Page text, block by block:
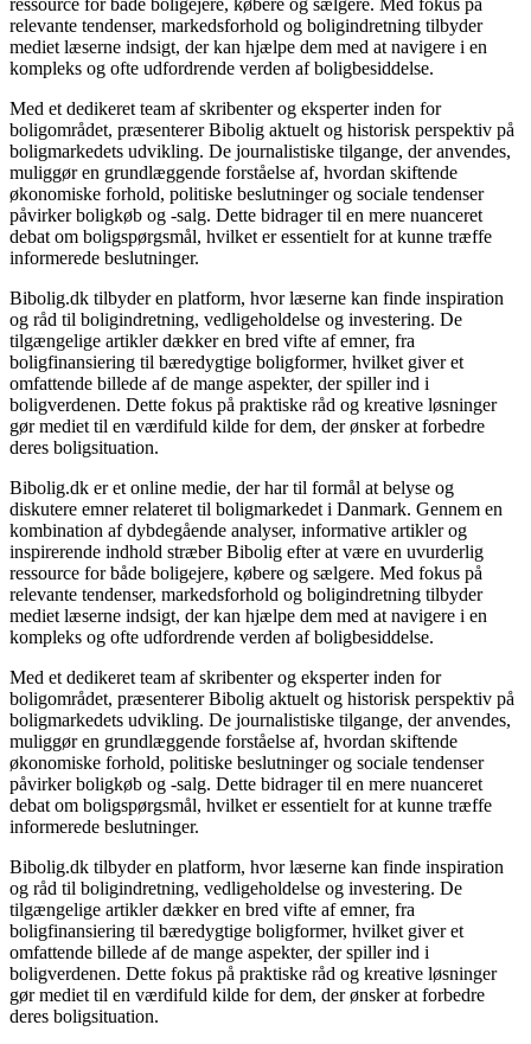
relevante tendenser, markedsforhold og boligindretning tilbyder
mediet læserne indsigt, der kan hjælpe dem med at navigere i en
kompleks og ofte udfordrende verden af boligbesiddelse.
Med et dedikeret team af skribenter og eksperter inden for
boligområdet, præsenterer Bibolig aktuelt og historisk perspektiv på
boligmarkedets udvikling. De journalistiske tilgange, der anvendes,
muliggør en grundlæggende forståelse af, hvordan skiftende
økonomiske forhold, politiske beslutninger og sociale tendenser
påvirker boligkøb og -salg. Dette bidrager til en mere nuanceret
debat om boligspørgsmål, hvilket er essentielt for at kunne træffe
informerede beslutninger.
Bibolig.dk tilbyder en platform, hvor læserne kan finde inspiration
og råd til boligindretning, vedligeholdelse og investering. De
tilgængelige artikler dækker en bred vifte af emner, fra
boligfinansiering til bæredygtige boligformer, hvilket giver et
omfattende billede af de mange aspekter, der spiller ind i
boligverdenen. Dette fokus på praktiske råd og kreative løsninger
gør mediet til en værdifuld kilde for dem, der ønsker at forbedre
deres boligsituation.
Bibolig.dk er et online medie, der har til formål at belyse og
diskutere emner relateret til boligmarkedet i Danmark. Gennem en
kombination af dybdegående analyser, informative artikler og
inspirerende indhold stræber Bibolig efter at være en uvurderlig
ressource for både boligejere, købere og sælgere. Med fokus på
relevante tendenser, markedsforhold og boligindretning tilbyder
mediet læserne indsigt, der kan hjælpe dem med at navigere i en
kompleks og ofte udfordrende verden af boligbesiddelse.
Med et dedikeret team af skribenter og eksperter inden for
boligområdet, præsenterer Bibolig aktuelt og historisk perspektiv på
boligmarkedets udvikling. De journalistiske tilgange, der anvendes,
muliggør en grundlæggende forståelse af, hvordan skiftende
økonomiske forhold, politiske beslutninger og sociale tendenser
påvirker boligkøb og -salg. Dette bidrager til en mere nuanceret
debat om boligspørgsmål, hvilket er essentielt for at kunne træffe
informerede beslutninger.
Bibolig.dk tilbyder en platform, hvor læserne kan finde inspiration
og råd til boligindretning, vedligeholdelse og investering. De
tilgængelige artikler dækker en bred vifte af emner, fra
boligfinansiering til bæredygtige boligformer, hvilket giver et
omfattende billede af de mange aspekter, der spiller ind i
boligverdenen. Dette fokus på praktiske råd og kreative løsninger
gør mediet til en værdifuld kilde for dem, der ønsker at forbedre
deres boligsituation.